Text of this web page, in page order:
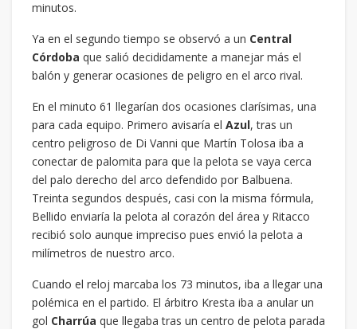
minutos.
Ya en el segundo tiempo se observó a un Central
Córdoba que salió decididamente a manejar más el
balón y generar ocasiones de peligro en el arco rival.
En el minuto 61 llegarían dos ocasiones clarísimas, una
para cada equipo. Primero avisaría el Azul, tras un
centro peligroso de Di Vanni que Martín Tolosa iba a
conectar de palomita para que la pelota se vaya cerca
del palo derecho del arco defendido por Balbuena.
Treinta segundos después, casi con la misma fórmula,
Bellido enviaría la pelota al corazón del área y Ritacco
recibió solo aunque impreciso pues envió la pelota a
milímetros de nuestro arco.
Cuando el reloj marcaba los 73 minutos, iba a llegar una
polémica en el partido. El árbitro Kresta iba a anular un
gol Charrúa que llegaba tras un centro de pelota parada